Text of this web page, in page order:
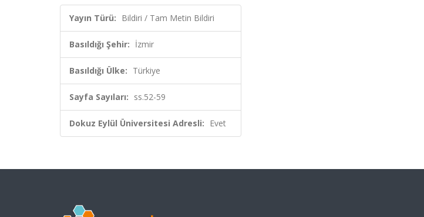
Yayın Türü: Bildiri / Tam Metin Bildiri
Basıldığı Şehir: İzmir
Basıldığı Ülke: Türkiye
Sayfa Sayıları: ss.52-59
Dokuz Eylül Üniversitesi Adresli: Evet